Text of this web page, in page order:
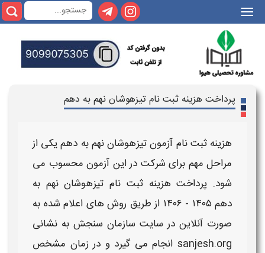
|||
پرداخت هزینه ثبت نام تیزهوشان نهم به دهم
هزینه ثبت نام آزمون تیزهوشان نهم به دهمیکی از
مراحل مهم برای شرکت در این آزمون محسوب می
شود. پرداخت هزینه ثبت نام تیزهوشان نهم به
دهم ۱۴۰۵ - ۱۴۰۶
از طریق روش های اعلام شده به
صورت آنلاین در سایت سازمان سنجش به نشانی
sanjesh.org انجام می گیرد و در زمان مشخص